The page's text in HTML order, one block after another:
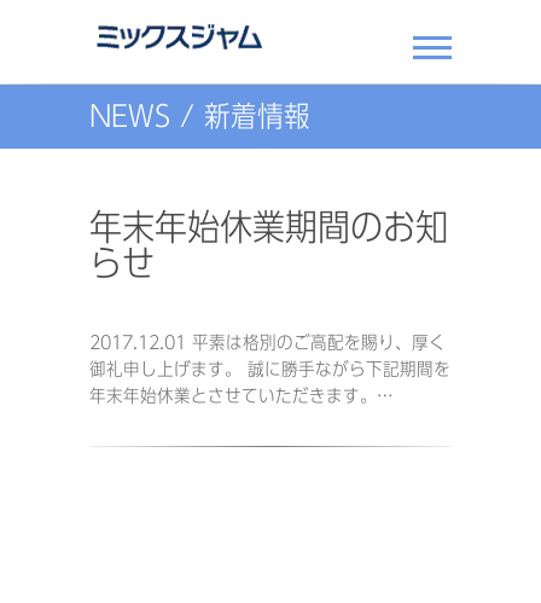
ミックスジ
ャム
NEWS / 新着情報
年末年始休業期間のお知
らせ
2017.12.01 平素は格別のご高配を賜り、厚く
御礼申し上げます。 誠に勝手ながら下記期間を
年末年始休業とさせていただきます。…